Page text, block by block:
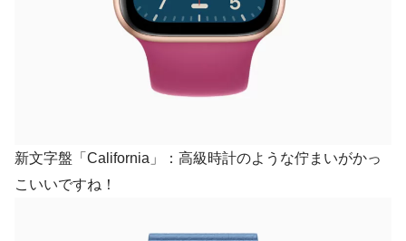
新文字盤「California」：高級時計のような佇まいがかっ
こいいですね！